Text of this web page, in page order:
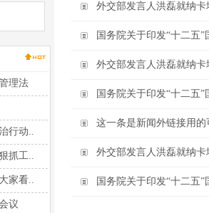
理法
行动..
抓工..
家看..
议
外交部发言人洪磊就纳
国务院关于印发“十二五
外交部发言人洪磊就纳
国务院关于印发“十二五
这一条是新闻外链接用
外交部发言人洪磊就纳
国务院关于印发“十二五